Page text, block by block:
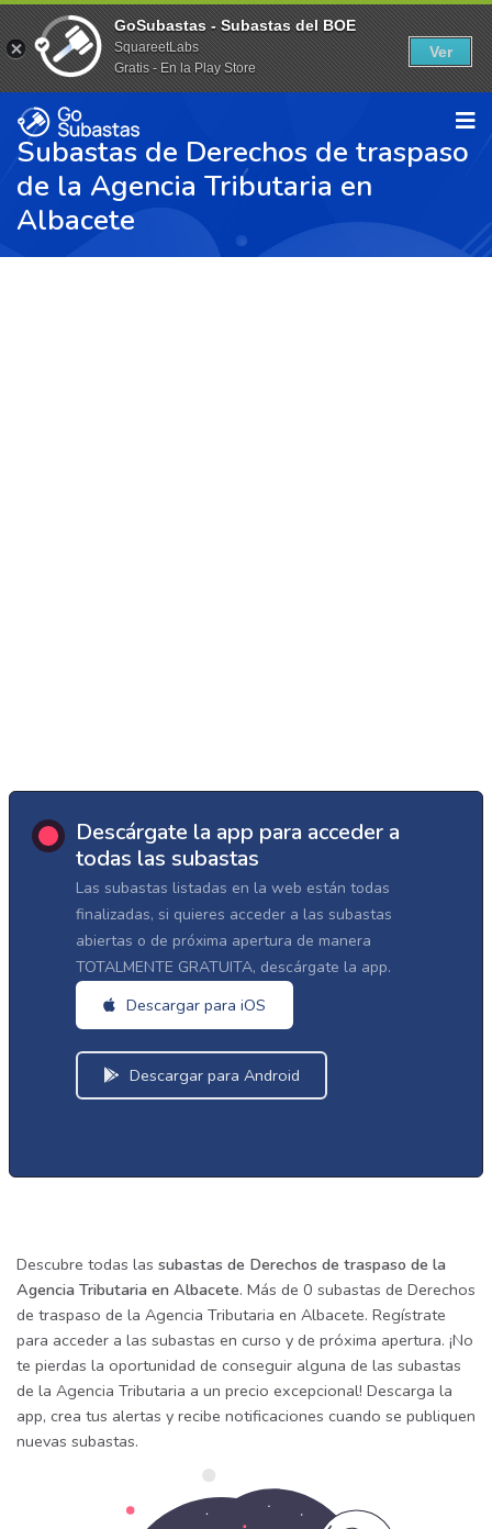
Subastas de Derechos de traspaso
de la Agencia Tributaria en
Albacete
Descárgate la app para acceder a
todas las subastas
Las subastas listadas en la web están todas
finalizadas, si quieres acceder a las subastas
abiertas o de próxima apertura de manera
TOTALMENTE GRATUITA, descárgate la app.
Descargar para iOS
Descargar para Android
Descubre todas las subastas de Derechos de traspaso de la
Agencia Tributaria en Albacete. Más de 0 subastas de Derechos
de traspaso de la Agencia Tributaria en Albacete. Regístrate
para acceder a las subastas en curso y de próxima apertura. ¡No
te pierdas la oportunidad de conseguir alguna de las subastas
de la Agencia Tributaria a un precio excepcional! Descarga la
app, crea tus alertas y recibe notificaciones cuando se publiquen
nuevas subastas.
GoSubastas - Subastas del BOE
SquareetLabs
Gratis - En la Play Store
Ver